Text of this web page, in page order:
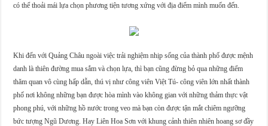
có thể thoải mái lựa chọn phương tiện tương xứng với địa điểm mình muốn đến.
Khi đến với Quảng Châu ngoài việc trải nghiệm nhịp sống của thành phố được mệnh
danh là thiên đường mua sắm và chọn lựa, thì bạn cũng đừng bỏ qua những điểm
thăm quan vô cùng hấp dẫn, thú vị như công viên Việt Tú- công viên lớn nhất thành
phố nơi không những bạn được hòa mình vào không gian với những thảm thực vật
phong phú, với những hồ nước trong veo mà bạn còn được tận mắt chiêm ngưỡng
bức tượng Ngũ Dương. Hay Liên Hoa Sơn với khung cảnh thiên nhiên hoang sơ đầy